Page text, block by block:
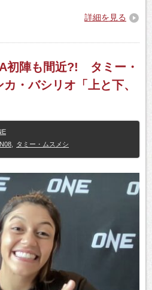
詳細を見る
初陣も間近?! タミー・
・バシリオ「上と下、
タミー・ムスメシ